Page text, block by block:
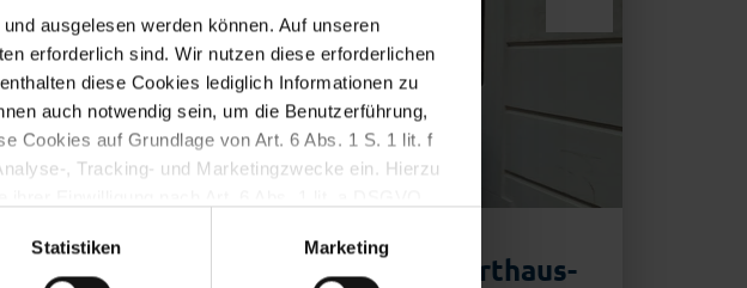
ausgelesen werden können. Auf unseren
erforderlich sind. Wir nutzen diese erforderlichen
diese Cookies lediglich Informationen zu
auch notwendig sein, um die Benutzerführung,
Cookies auf Grundlage von Art. 6 Abs. 1 S. 1 lit. f
, Tracking- und Marketingzwecke ein. Hierzu
Statistiken Marketing
Bremerhavener Starthaus-